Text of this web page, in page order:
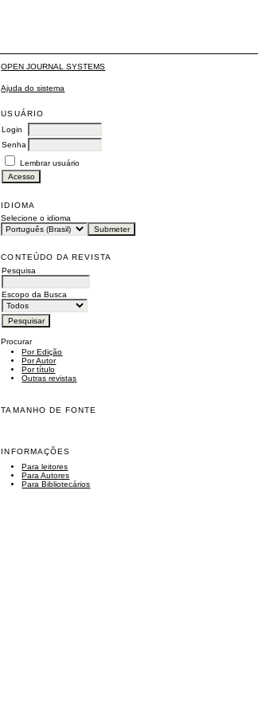
OPEN JOURNAL SYSTEMS
Ajuda do sistema
USUÁRIO
Login
Senha
Lembrar usuário
IDIOMA
Selecione o idioma
CONTEÚDO DA REVISTA
Pesquisa
Escopo da Busca
Procurar
Por Edição
Por Autor
Por título
Outras revistas
TAMANHO DE FONTE
INFORMAÇÕES
Para leitores
Para Autores
Para Bibliotecários